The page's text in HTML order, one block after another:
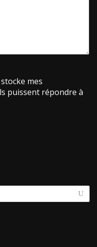
mes
puissent répondre à